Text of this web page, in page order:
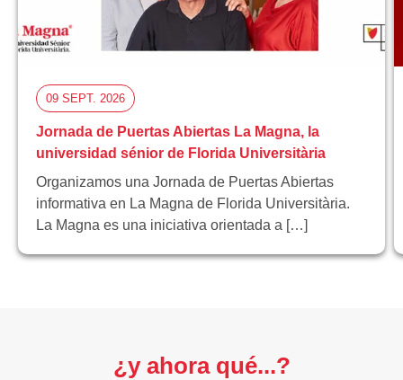
09 SEPT. 2026
Jornada de Puertas Abiertas La Magna, la
universidad sénior de Florida Universitària
Organizamos una Jornada de Puertas Abiertas
informativa en La Magna de Florida Universitària.
La Magna es una iniciativa orientada a […]
¿y ahora qué...?